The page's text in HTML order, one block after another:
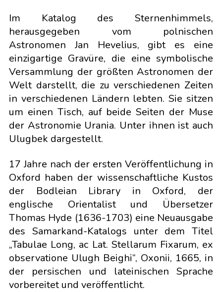
Im Katalog des Sternenhimmels,
herausgegeben vom polnischen
Astronomen Jan Hevelius, gibt es eine
einzigartige Gravüre, die eine symbolische
Versammlung der größten Astronomen der
Welt darstellt, die zu verschiedenen Zeiten
in verschiedenen Ländern lebten. Sie sitzen
um einen Tisch, auf beide Seiten der Muse
der Astronomie Urania. Unter ihnen ist auch
Ulugbek dargestellt.
17 Jahre nach der ersten Veröffentlichung in
Oxford haben der wissenschaftliche Kustos
der Bodleian Library in Oxford, der
englische Orientalist und Übersetzer
Thomas Hyde (1636-1703) eine Neuausgabe
des Samarkand-Katalogs unter dem Titel
„Tabulae Long, ac Lat. Stellarum Fixarum, ex
observatione Ulugh Beighi“, Oxonii, 1665, in
der persischen und lateinischen Sprache
vorbereitet und veröffentlicht.